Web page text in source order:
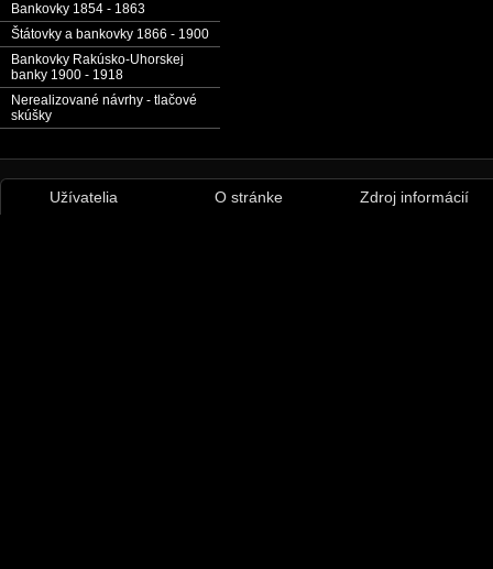
Bankovky 1854 - 1863
Štátovky a bankovky 1866 - 1900
Bankovky Rakúsko-Uhorskej
banky 1900 - 1918
Nerealizované návrhy - tlačové
skúšky
Užívatelia O stránke Zdroj informácií